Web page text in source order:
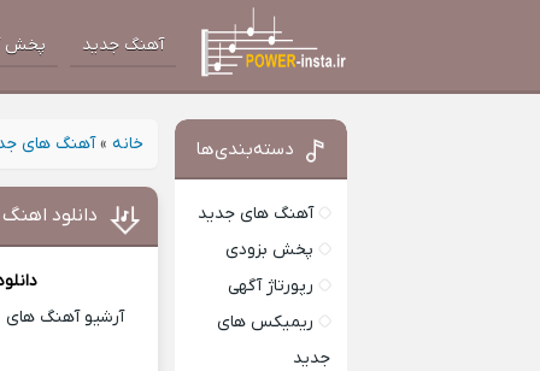
آهنگ جدید پخش
خانه »آهنگ های
دانلود
آرشیو آهنگ های
دسته‌بندی‌ها
آهنگ های جدید
پخش بزودی
رپورتاژ آگهی
ریمیکس های
جدید